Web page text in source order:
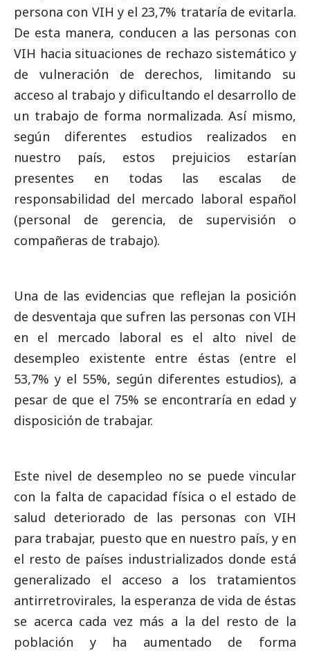
persona con VIH y el 23,7% trataría de evitarla.
De esta manera, conducen a las personas con
VIH hacia situaciones de rechazo sistemático y
de vulneración de derechos, limitando su
acceso al trabajo y dificultando el desarrollo de
un trabajo de forma normalizada. Así mismo,
según diferentes estudios realizados en
nuestro país, estos prejuicios estarían
presentes en todas las escalas de
responsabilidad del mercado laboral español
(personal de gerencia, de supervisión o
compañeras de trabajo).
Una de las evidencias que reflejan la posición
de desventaja que sufren las personas con VIH
en el mercado laboral es el alto nivel de
desempleo existente entre éstas (entre el
53,7% y el 55%, según diferentes estudios), a
pesar de que el 75% se encontraría en edad y
disposición de trabajar.
Este nivel de desempleo no se puede vincular
con la falta de capacidad física o el estado de
salud deteriorado de las personas con VIH
para trabajar, puesto que en nuestro país, y en
el resto de países industrializados donde está
generalizado el acceso a los tratamientos
antirretrovirales, la esperanza de vida de éstas
se acerca cada vez más a la del resto de la
población y ha aumentado de forma